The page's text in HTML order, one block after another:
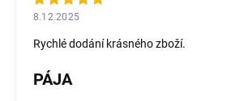
8.12.2025
Rychlé dodání krásného zboží.
PÁJA